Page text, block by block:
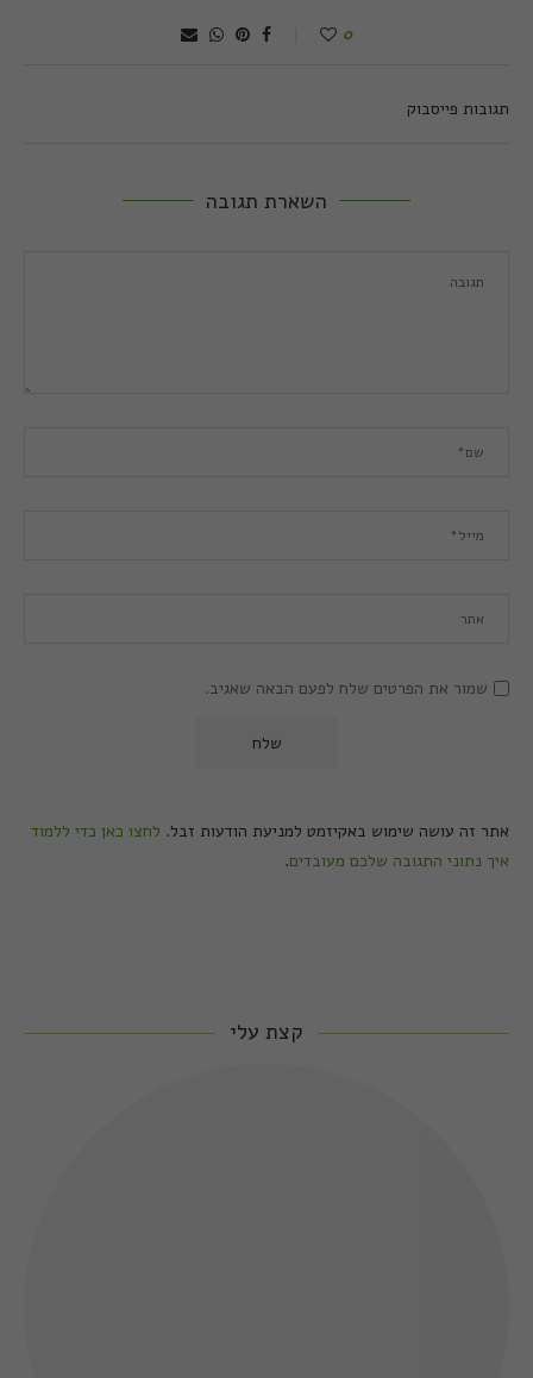
0
תגובות פייסבוק
השארת תגובה
שמור את הפרטים שלח לפעם הבאה שאגיב.
אתר זה עושה שימוש באקיזמט למניעת הודעות זבל. לחצו כאן כדי ללמוד
איך נתוני התגובה שלכם מעובדים.
קצת עלי